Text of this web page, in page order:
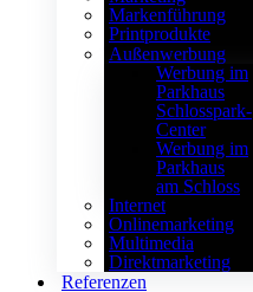
Markenführung
Printprodukte
Außenwerbung
Werbung im
Parkhaus
Schlosspark-
Center
Werbung im
Parkhaus
am Schloss
Internet
Onlinemarketing
Multimedia
Direktmarketing
Referenzen